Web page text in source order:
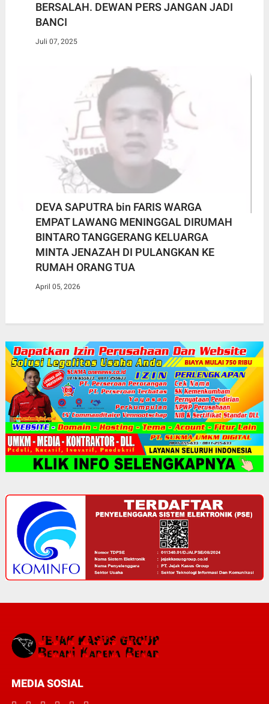
BERSALAH. DEWAN PERS JANGAN JADI
BANCI
Juli 07, 2025
DEVA SAPUTRA bin FARIS WARGA
EMPAT LAWANG MENINGGAL DIRUMAH
BINTARO TANGGERANG KELUARGA
MINTA JENAZAH DI PULANGKAN KE
RUMAH ORANG TUA
April 05, 2026
MEDIA SOSIAL